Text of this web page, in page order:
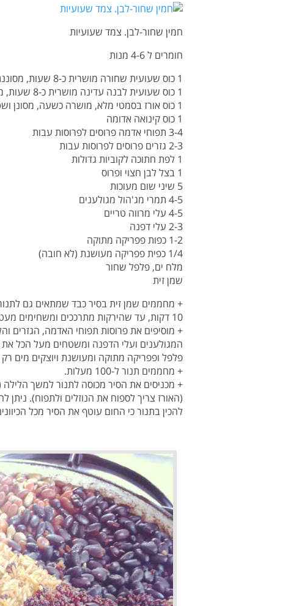
חמין שחור-לבן. צמד שעועיות
חומרים ל 4-6 מנות
1 כוס שעועית שחורה מושרית כ-8 שעות, מסוננת ושטופה
1 כוס שעועית לבנה עדינה מושרית כ-8 שעות, מסוננת ושטופה
1 כוס אורז בסמטי מלא, מושרה כשעה, מסונן ושטוף (לא חייבים להשרות)
1 כוס קינואה אדומה
3-4 תפוחי אדמה פרוסים לפרוסות עבות
2-3 גזרים פרוסים לפרוסות עבות
1 לפת חתוכה לקוביות גדולות
1 בצל לבן חצוי ופרוס
5 שיני שום מעוכות
4-5 תמרי מג'הול מגולענים
4-5 עלי מרווה טריים
2-3 עלי דפנה
1-2 כפות פפריקה מתוקה
1/4 כפית פפריקה מעושנת (לא חובה)
מלח ים, פלפל שחור
שמן זית
10 דקות, עד שהירקות מתרככים ומשחימים מעט (זהירות לא לחרוך).
המגולענים ועלי הדפנה ומשטחים מעל הכל את
פלפל ופפריקה מתוקה ומעושנת ויוצקים מים
+ מחממים תנור ל-100 מעלות.
(האורז צריך לספוח את הנוזלים ולתפוח).
להכין בתנור כי החום עוטף את הסיר מכל